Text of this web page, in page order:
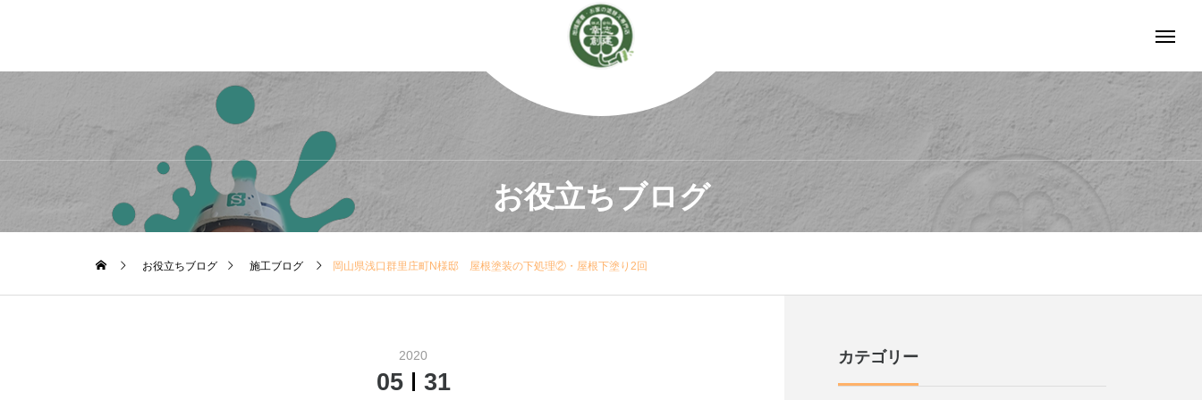
お役立ちブログ
お役立ちブログ 施工ブログ 岡山県浅口群里庄町N様邸 屋根塗装の下処理②・屋根下塗り2回
2020
05 31
カテゴリー